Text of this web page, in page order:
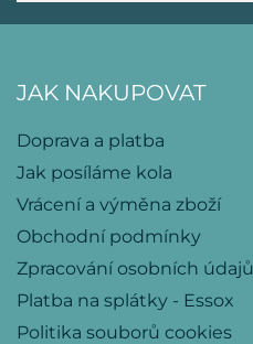
JAK NAKUPOVAT
Doprava a platba
Jak posíláme kola
Vrácení a výměna zboží
Obchodní podmínky
Zpracování osobních údajů
Platba na splátky - Essox
Politika souborů cookies